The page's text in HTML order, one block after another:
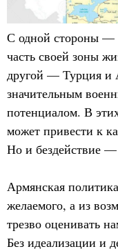
С одной стороны —
часть своей зоны
другой — Турция и
значительным
потенциалом. В
может привести к
Но и бездействие —
Армянская
желаемого, а из
трезво оценивать
Без идеализации и